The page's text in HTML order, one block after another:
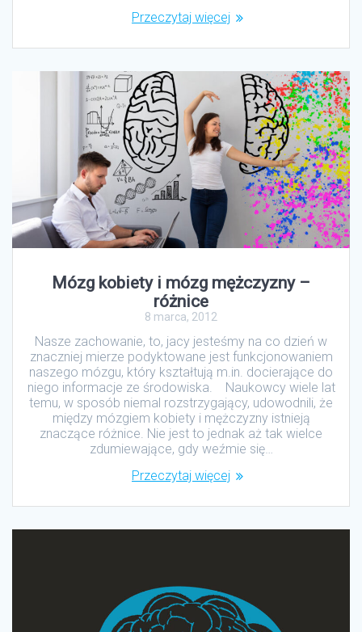
Przeczytaj więcej
Mózg kobiety i mózg mężczyzny –
różnice
8 marca, 2012
Nasze zachowanie, to, jacy jesteśmy na co dzień w
znaczniej mierze podyktowane jest funkcjonowaniem
naszego mózgu, który kształtują m.in. docierające do
niego informacje ze środowiska. Naukowcy wiele lat
temu, w sposób niemal rozstrzygający, udowodnili, że
między mózgiem kobiety i mężczyzny istnieją
znaczące różnice. Nie jest to jednak aż tak wielce
zdumiewające, gdy weźmie się…
Przeczytaj więcej